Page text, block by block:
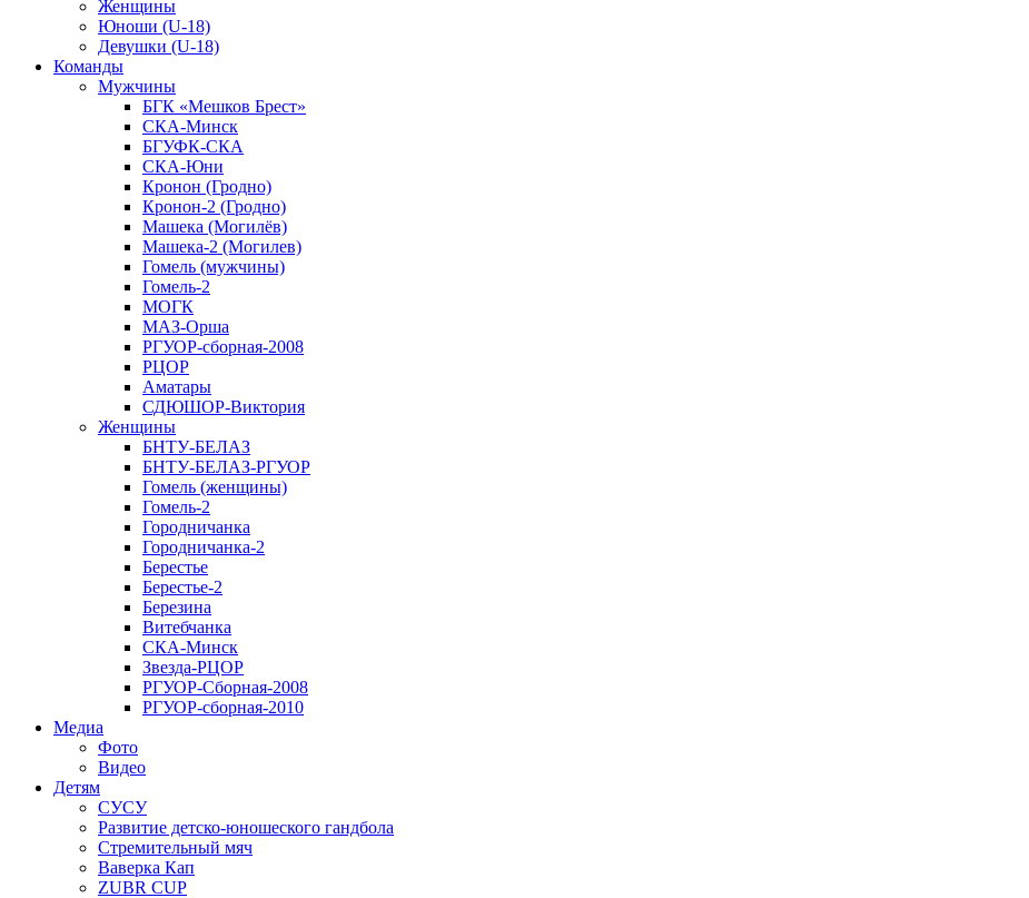
Женщины
Юноши (U-18)
Девушки (U-18)
Команды
Мужчины
БГК «Мешков Брест»
СКА-Минск
БГУФК-СКА
СКА-Юни
Кронон (Гродно)
Кронон-2 (Гродно)
Машека (Могилёв)
Машека-2 (Могилев)
Гомель (мужчины)
Гомель-2
МОГК
МАЗ-Орша
РГУОР-сборная-2008
РЦОР
Аматары
СДЮШОР-Виктория
Женщины
БНТУ-БЕЛАЗ
БНТУ-БЕЛАЗ-РГУОР
Гомель (женщины)
Гомель-2
Городничанка
Городничанка-2
Берестье
Берестье-2
Березина
Витебчанка
СКА-Минск
Звезда-РЦОР
РГУОР-Сборная-2008
РГУОР-сборная-2010
Медиа
Фото
Видео
Детям
СУСУ
Развитие детско-юношеского гандбола
Стремительный мяч
Ваверка Кап
ZUBR CUP